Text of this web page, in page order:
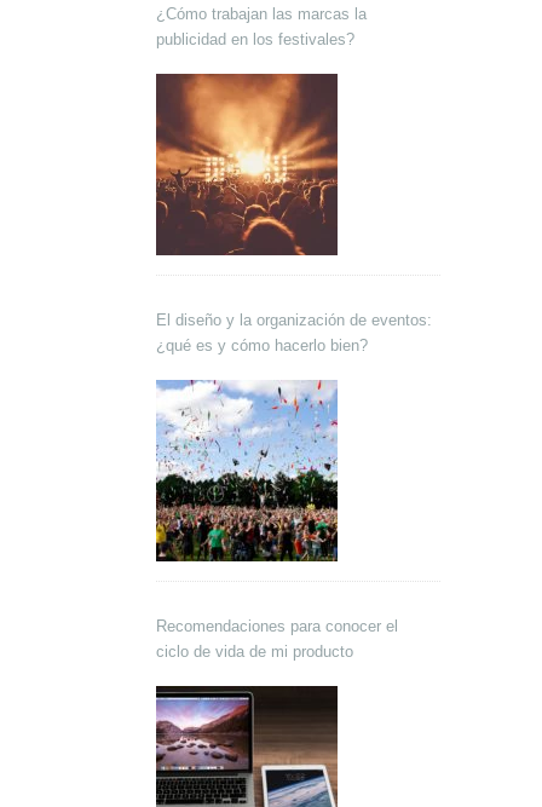
¿Cómo trabajan las marcas la
publicidad en los festivales?
El diseño y la organización de eventos:
¿qué es y cómo hacerlo bien?
Recomendaciones para conocer el
ciclo de vida de mi producto